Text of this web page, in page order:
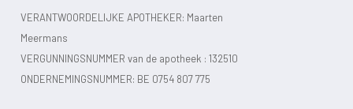
VERANTWOORDELIJKE APOTHEKER: Maarten
Meermans
VERGUNNINGSNUMMER van de apotheek : 132510
ONDERNEMINGSNUMMER: BE 0754 807 775